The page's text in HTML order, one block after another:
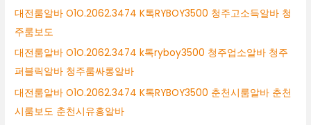
대전룸알바 O1O.2062.3474 K톡RYBOY3500 청주고소득알바 청
주룸보도
대전룸알바 O1O.2062.3474 k톡ryboy3500 청주업소알바 청주
퍼블릭알바 청주룸싸롱알바
대전룸알바 O1O.2062.3474 K톡RYBOY3500 춘천시룸알바 춘천
시룸보도 춘천시유흥알바